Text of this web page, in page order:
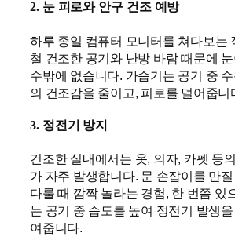
2. 눈 피로와 안구 건조 예방
하루 종일 컴퓨터 모니터를 쳐다보는
철 건조한 공기와 난방 바람 때문에
수밖에 없습니다. 가습기는 공기 중
의 건조감을 줄이고, 피로를 덜어줍니
3. 정전기 방지
건조한 실내에서는 옷, 의자, 카펫 등
가 자주 발생합니다. 문 손잡이를 만
다룰 때 깜짝 놀라는 경험, 한 번쯤 있
는 공기 중 습도를 높여 정전기 발생
여줍니다.